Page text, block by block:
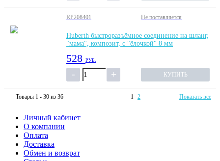
RP208401 Не поставляется
Huberth быстроразъёмное соединение на шланг,
"мама", композит, с "ёлочкой" 8 мм
528 РУБ.
КУПИТЬ
Товары 1 - 30 из 36 1 2 Показать все
Личный кабинет
О компании
Оплата
Доставка
Обмен и возврат